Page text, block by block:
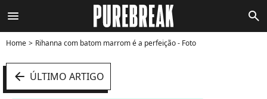
menu search
Home Rihanna com batom marrom é a perfeição - Foto
arrow_left ÚLTIMO ARTIGO